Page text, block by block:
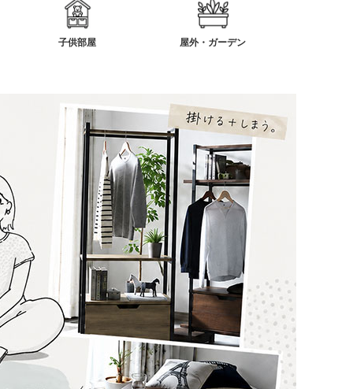
子供部屋 屋外・ガーデン